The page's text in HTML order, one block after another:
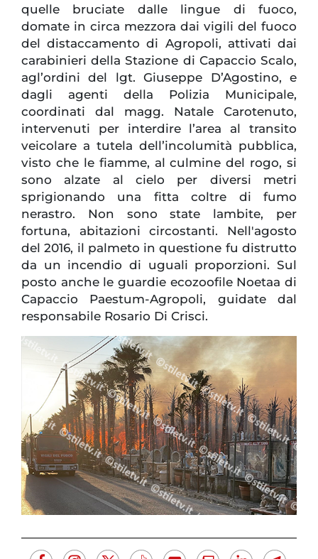
quelle bruciate dalle lingue di fuoco,
domate in circa mezzora dai vigili del fuoco
del distaccamento di Agropoli, attivati dai
carabinieri della Stazione di Capaccio Scalo,
agl’ordini del lgt. Giuseppe D’Agostino, e
dagli agenti della Polizia Municipale,
coordinati dal magg. Natale Carotenuto,
intervenuti per interdire l’area al transito
veicolare a tutela dell’incolumità pubblica,
visto che le fiamme, al culmine del rogo, si
sono alzate al cielo per diversi metri
sprigionando una fitta coltre di fumo
nerastro. Non sono state lambite, per
fortuna, abitazioni circostanti. Nell'agosto
del 2016, il palmeto in questione fu distrutto
da un incendio di uguali proporzioni. Sul
posto anche le guardie ecozoofile Noetaa di
Capaccio Paestum-Agropoli, guidate dal
responsabile Rosario Di Crisci.